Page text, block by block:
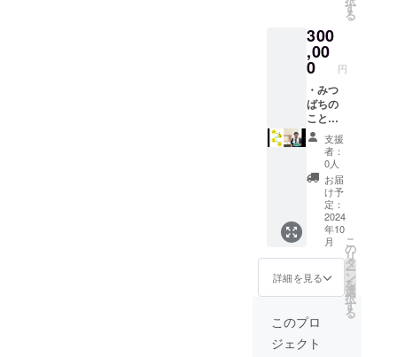
は、６
月～７
月を予
定して
いま
す。現
地は多
賀町内
のいず
れかの
蜂場で
す。採
蜜の所
用時間
は約２
時間と
なりま
す。 ※
の場合
「備考
加物等
の食品
表示は
お届け
商品の
ラベル
に表記
されま
す。 商
品開封
前には
必ずお
届けの
リター
ンに貼
付され
たラベ
ルや注
意書き
認くだ
さい。
くだ
さった
皆様
に、は
ちみつ
の瓶詰
め：お
一人様
１瓶
（250g
相当）
を体験
いただ
きま
す。 ※
写真は
250g相
当の瓶
です。
※はちみ
つは一
歳未満
の乳児
す
る
300
,00
0 円
・みつ
ばちの
こと、
はちみ
つのこ
とを、
正しく
学ぼ
う！
（講演
会人
数：出
来れば
20名以
上でご
ださ
い） ※
ご参加
支援
者：
0人
お届
け予
定：
2024
年10
月
詳細を見る
こ
の
リ
タ
ー
ン
を
選
択
す
る
このプロ
ジェクト